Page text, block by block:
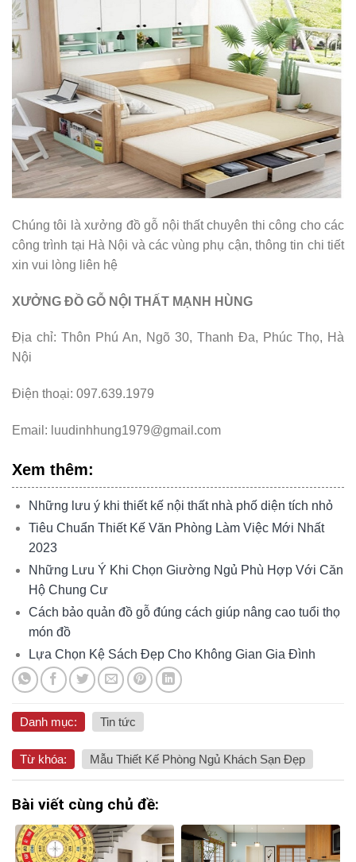
Chúng tôi là xưởng đồ gỗ nội thất chuyên thi công cho các
công trình tại Hà Nội và các vùng phụ cận, thông tin chi tiết
xin vui lòng liên hệ
XƯỞNG ĐỒ GỖ NỘI THẤT MẠNH HÙNG
Địa chỉ: Thôn Phú An, Ngõ 30, Thanh Đa, Phúc Thọ, Hà
Nội
Điện thoại: 097.639.1979
Email: luudinhhung1979@gmail.com
Xem thêm:
Những lưu ý khi thiết kế nội thất nhà phố diện tích nhỏ
Tiêu Chuẩn Thiết Kế Văn Phòng Làm Việc Mới Nhất
2023
Những Lưu Ý Khi Chọn Giường Ngủ Phù Hợp Với Căn
Hộ Chung Cư
Cách bảo quản đồ gỗ đúng cách giúp nâng cao tuổi thọ
món đồ
Lựa Chọn Kệ Sách Đẹp Cho Không Gian Gia Đình
Danh mục: Tin tức
Từ khóa: Mẫu Thiết Kế Phòng Ngủ Khách Sạn Đẹp
Bài viết cùng chủ đề: